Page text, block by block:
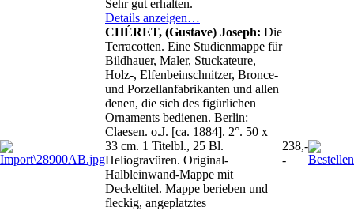
Sehr gut erhalten.
Details anzeigen…
CHÉRET, (Gustave) Joseph: Die
Terracotten. Eine Studienmappe für
Bildhauer, Maler, Stuckateure,
Holz-, Elfenbeinschnitzer, Bronce-
und Porzellanfabrikanten und allen
denen, die sich des figürlichen
Ornaments bedienen. Berlin:
Claesen. o.J. [ca. 1884]. 2°. 50 x
33 cm. 1 Titelbl., 25 Bl.
Heliogravüren. Original-
Halbleinwand-Mappe mit
Deckeltitel. Mappe berieben und
fleckig, angeplatztes
238,-
-